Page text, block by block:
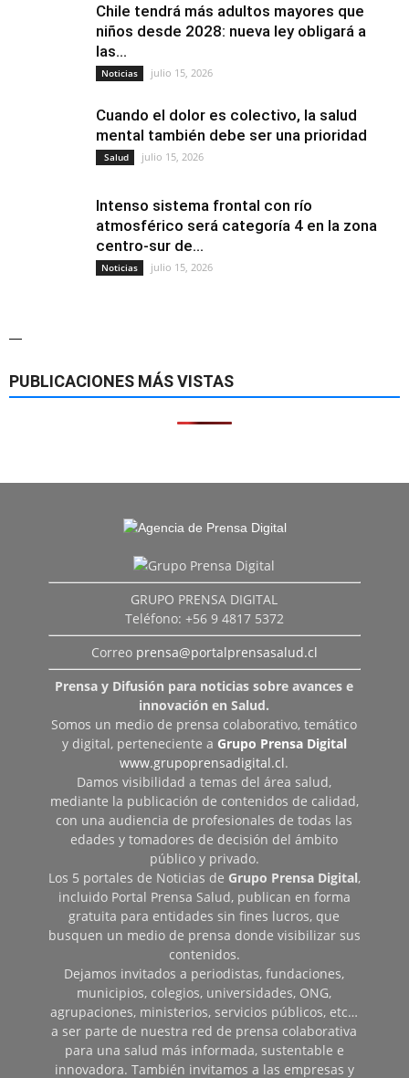
Chile tendrá más adultos mayores que
niños desde 2028: nueva ley obligará a
las...
Noticias julio 15, 2026
Cuando el dolor es colectivo, la salud
mental también debe ser una prioridad
Salud julio 15, 2026
Intenso sistema frontal con río
atmosférico será categoría 4 en la zona
centro-sur de...
Noticias julio 15, 2026
—
PUBLICACIONES MÁS VISTAS
GRUPO PRENSA DIGITAL
Teléfono: +56 9 4817 5372
Correo prensa@portalprensasalud.cl
Prensa y Difusión para noticias sobre avances e
innovación en Salud.
Somos un medio de prensa colaborativo, temático
y digital, perteneciente a Grupo Prensa Digital
www.grupoprensadigital.cl.
Damos visibilidad a temas del área salud,
mediante la publicación de contenidos de calidad,
con una audiencia de profesionales de todas las
edades y tomadores de decisión del ámbito
público y privado.
Los 5 portales de Noticias de Grupo Prensa Digital,
incluido Portal Prensa Salud, publican en forma
gratuita para entidades sin fines lucros, que
busquen un medio de prensa donde visibilizar sus
contenidos.
Dejamos invitados a periodistas, fundaciones,
municipios, colegios, universidades, ONG,
agrupaciones, ministerios, servicios públicos, etc…
a ser parte de nuestra red de prensa colaborativa
para una salud más informada, sustentable e
innovadora. También invitamos a las empresas y